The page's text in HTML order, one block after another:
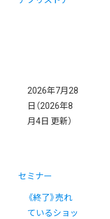
2026年7月28
日 （2026年8
月4日 更新）
セミナー
《終了》売れ
ているショッ